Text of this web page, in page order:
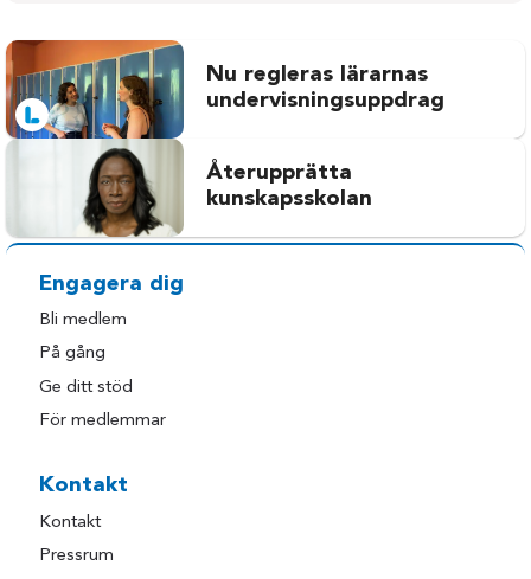
Nu regleras lärarnas
undervisningsuppdrag
Återupprätta
kunskapsskolan
Engagera dig
Bli medlem
På gång
Ge ditt stöd
För medlemmar
Kontakt
Kontakt
Pressrum